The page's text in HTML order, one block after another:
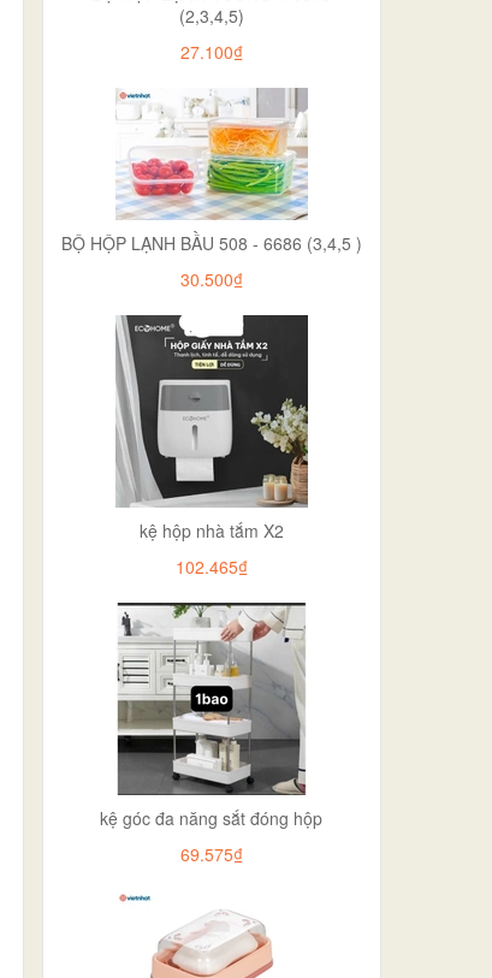
(2,3,4,5)
27.100₫
BỘ HỘP LẠNH BẦU 508 - 6686 (3,4,5 )
30.500₫
kệ hộp nhà tắm X2
102.465₫
kệ góc đa năng sắt đóng hộp
69.575₫